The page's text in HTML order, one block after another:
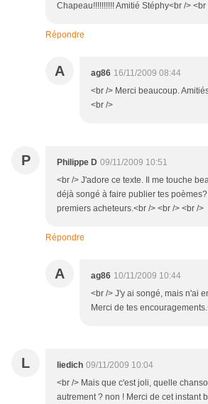
Chapeau!!!!!!!!!! Amitié Stéphy<br /> <br
Répondre
A ag86 16/11/2009 08:44
<br /> Merci beaucoup.
<br />
P Philippe D 09/11/2009 10:51
<br /> J'adore ce texte. Il me touche
déjà songé à faire publier tes
premiers acheteurs.<br /> <br /> <br />
Répondre
A ag86 10/11/2009 10:44
<br /> J'y ai songé, mais n'ai
Merci de tes
L liedich 09/11/2009 10:04
<br /> Mais que c'est joli, quelle
autrement ? non ! Merci de cet instant